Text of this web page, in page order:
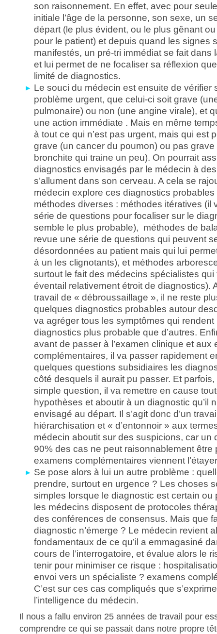
son raisonnement. En effet, avec pour
initiale l’âge de la personne, son sexe, un
départ (le plus évident, ou le plus gênant
pour le patient) et depuis quand les signes
manifestés, un pré-tri immédiat se fait dans
et lui permet de ne focaliser sa réflexion
limité de diagnostics.
Le souci du médecin est ensuite de vérifier
problème urgent, que celui-ci soit grave
pulmonaire) ou non (une angine virale), et
une action immédiate . Mais en même
à tout ce qui n’est pas urgent, mais qui est
grave (un cancer du poumon) ou pas
bronchite qui traine un peu). On pourrait
diagnostics envisagés par le médecin à
s’allument dans son cerveau. A cela se
médecin explore ces diagnostics
méthodes diverses : méthodes itératives (il
série de questions pour focaliser sur le
semble le plus probable), méthodes de
revue une série de questions qui peuvent
désordonnées au patient mais qui lui
à un les clignotants), et méthodes
surtout le fait des médecins spécialistes
éventail relativement étroit de diagnostics).
travail de « débroussaillage », il ne reste
quelques diagnostics probables autour
va agréger tous les symptômes qui rendent
diagnostics plus probable que d’autres.
avant de passer à l’examen clinique et aux
complémentaires, il va passer rapidement
quelques questions subsidiaires les
côté desquels il aurait pu passer. Et
simple question, il va remettre en cause
hypothèses et aboutir à un diagnostic qu’il
envisagé au départ. Il s’agit donc d’un
hiérarchisation et « d’entonnoir » aux
médecin aboutit sur des suspicions, car un
90% des cas ne peut raisonnablement être
examens complémentaires viennent
Se pose alors à lui un autre problème :
prendre, surtout en urgence ? Les choses
simples lorsque le diagnostic est certain ou
les médecins disposent de protocoles
des conférences de consensus. Mais que
diagnostic n’émerge ? Le médecin revient
fondamentaux de ce qu’il a emmagasiné
cours de l’interrogatoire, et évalue alors le
tenir pour minimiser ce risque :
envoi vers un spécialiste ? examens
C’est sur ces cas compliqués que
l’intelligence du médecin.
Il nous a fallu environ 25 années de travail pour
comprendre ce qui se passait dans notre propre